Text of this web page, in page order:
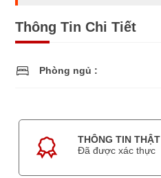
Thông Tin Chi Tiết
Phòng ngủ :
THÔNG TIN THẬT
Đã được xác thực